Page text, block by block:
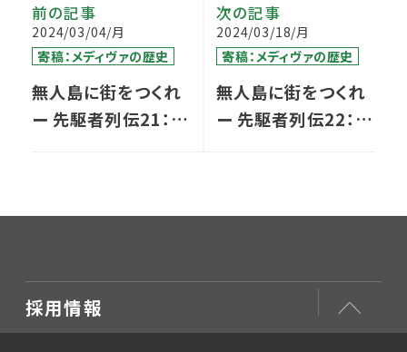
前の記事
2024/03/04/月
寄稿：メディヴァの歴史
無人島に街をつくれ
ー 先駆者列伝21：カ
次の記事
2024/03/18/月
寄稿：メディヴァの歴史
無人島に街をつくれ
ー 先駆者列伝22：培
採用情報